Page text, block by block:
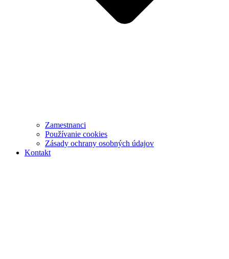
Zamestnanci
Používanie cookies
Zásady ochrany osobných údajov
Kontakt